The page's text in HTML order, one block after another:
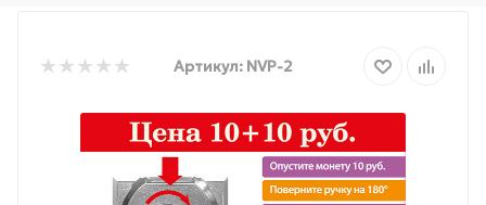
Артикул: NVP-2